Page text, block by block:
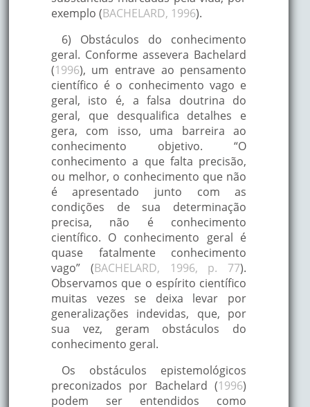
exemplo (BACHELARD, 1996).
6) Obstáculos do conhecimento
geral. Conforme assevera Bachelard
(1996), um entrave ao pensamento
científico é o conhecimento vago e
geral, isto é, a falsa doutrina do
geral, que desqualifica detalhes e
gera, com isso, uma barreira ao
conhecimento objetivo. “O
conhecimento a que falta precisão,
ou melhor, o conhecimento que não
é apresentado junto com as
condições de sua determinação
precisa, não é conhecimento
científico. O conhecimento geral é
quase fatalmente conhecimento
vago” (BACHELARD, 1996, p. 77).
Observamos que o espírito científico
muitas vezes se deixa levar por
generalizações indevidas, que, por
sua vez, geram obstáculos do
conhecimento geral.
Os obstáculos epistemológicos
preconizados por Bachelard (1996)
podem ser entendidos como